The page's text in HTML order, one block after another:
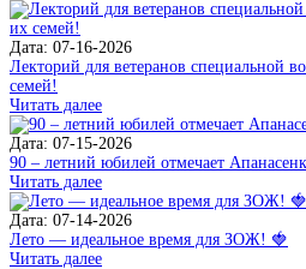
Дата: 07-16-2026
Лекторий для ветеранов специальной
семей!
Читать далее
Дата: 07-15-2026
90 – летний юбилей отмечает
Читать далее
Дата: 07-14-2026
Лето — идеальное время для ЗОЖ! 🍓
Читать далее